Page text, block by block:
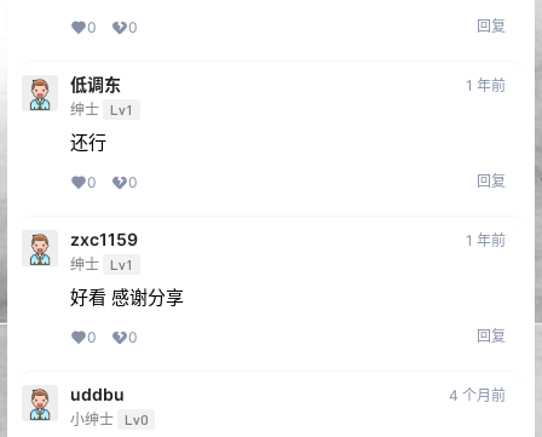
0 0 回复
低调东
绅士 Lv1
1 年前
还行
0 0 回复
zxc1159
绅士 Lv1
1 年前
好看 感谢分享
0 0 回复
uddbu
小绅士 Lv0
4 个月前